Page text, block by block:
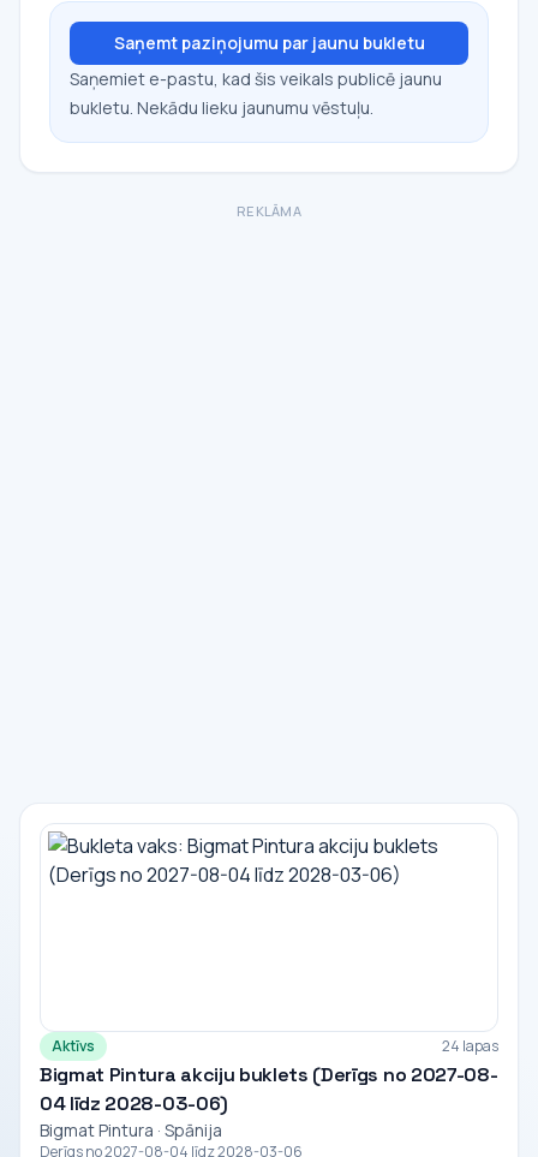
Saņemt paziņojumu par jaunu bukletu
Saņemiet e-pastu, kad šis veikals publicē jaunu
bukletu. Nekādu lieku jaunumu vēstuļu.
REKLĀMA
Aktīvs 24 lapas
Bigmat Pintura akciju buklets (Derīgs no 2027-08-
04 līdz 2028-03-06)
Bigmat Pintura · Spānija
Derīgs no 2027-08-04 līdz 2028-03-06